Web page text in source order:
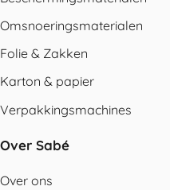
Omsnoeringsmaterialen
Folie & Zakken
Karton & papier
Verpakkingsmachines
Over Sabé
Over ons